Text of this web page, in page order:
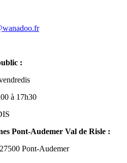
:
à 17h30
Pont-Audemer Val de Risle :
Pont-Audemer